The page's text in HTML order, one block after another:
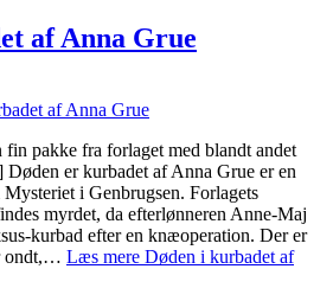
af Anna Grue
fin pakke fra forlaget med blandt andet
er kurbadet af Anna Grue er en
i Genbrugsen. Forlagets
myrdet, da efterlønneren Anne-Maj
kurbad efter en knæoperation. Der er
ondt,… Læs mere Døden i kurbadet af